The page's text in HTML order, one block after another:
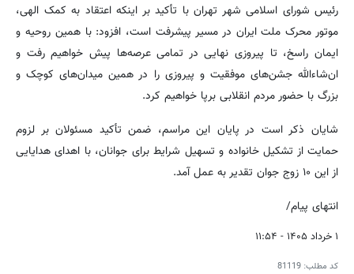
رئیس شورای اسلامی شهر تهران با تأکید بر اینکه اعتقاد به کمک الهی،
موتور محرک ملت ایران در مسیر پیشرفت است، افزود: با همین روحیه و
ایمان راسخ، تا پیروزی نهایی در تمامی عرصه‌ها پیش خواهیم رفت و
ان‌شاءالله جشن‌های موفقیت و پیروزی را در همین میدان‌های کوچک و
بزرگ با حضور مردم انقلابی برپا خواهیم کرد.
شایان ذکر است در پایان این مراسم، ضمن تأکید مسئولان بر لزوم
حمایت از تشکیل خانواده و تسهیل شرایط برای جوانان، با اهدای هدایایی
از این ۱۰ زوج جوان تقدیر به عمل آمد.
انتهای پیام/
۱ خرداد ۱۴۰۵ - ۱۱:۵۴
کد مطلب: 81119